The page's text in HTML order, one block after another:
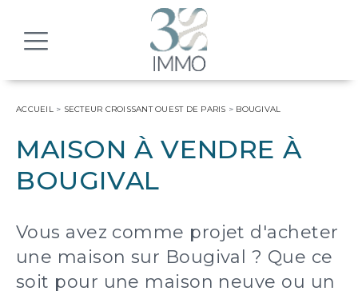
ACCUEIL> SECTEUR CROISSANT OUEST DE PARIS > BOUGIVAL
MAISON À VENDRE À
BOUGIVAL
Vous avez comme projet d'acheter
une maison sur Bougival ? Que ce
soit pour une maison neuve ou un